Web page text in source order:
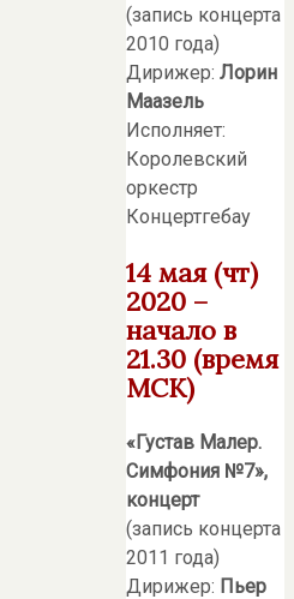
(запись концерта
2010 года)
Дирижер: Лорин
Маазель
Исполняет:
Королевский
оркестр
Концертгебау
14 мая (чт)
2020 –
начало в
21.30 (время
МСК)
«Густав Малер.
Симфония №7»,
концерт
(запись концерта
2011 года)
Дирижер: Пьер